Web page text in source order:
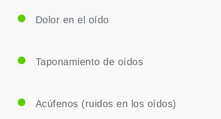
Dolor en el oído
Taponamiento de oídos
Acúfenos (ruidos en los oídos)